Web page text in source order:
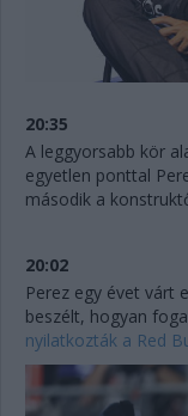
20:35
A leggyorsabb kör
egyetlen ponttal
második a
20:02
Perez egy évet várt
beszélt, hogyan
nyilatkozták a Red